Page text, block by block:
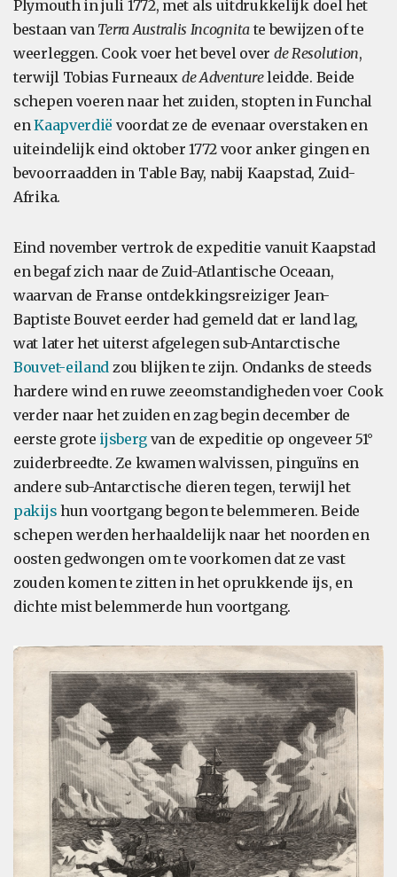
Plymouth in juli 1772, met als uitdrukkelijk doel het
bestaan van Terra Australis Incognitate bewijzen of te
weerleggen. Cook voer het bevel over de Resolution,
terwijl Tobias Furneaux de Adventureleidde. Beide
schepen voeren naar het zuiden, stopten in Funchal
enKaapverdië voordat ze de evenaar overstaken en
uiteindelijk eind oktober 1772 voor anker gingen en
bevoorraadden in Table Bay, nabij Kaapstad, Zuid-
Afrika.
Eind november vertrok de expeditie vanuit Kaapstad
en begaf zich naar de Zuid-Atlantische Oceaan,
waarvan de Franse ontdekkingsreiziger Jean-
Baptiste Bouvet eerder had gemeld dat er land lag,
wat later het uiterst afgelegen sub-Antarctische
Bouvet-eiland zou blijken te zijn. Ondanks de steeds
hardere wind en ruwe zeeomstandigheden voer Cook
verder naar het zuiden en zag begin december de
eerste grote ijsberg van de expeditie op ongeveer 51°
zuiderbreedte. Ze kwamen walvissen, pinguïns en
andere sub-Antarctische dieren tegen, terwijl het
pakijs hun voortgang begon te belemmeren. Beide
schepen werden herhaaldelijk naar het noorden en
oosten gedwongen om te voorkomen dat ze vast
zouden komen te zitten in het oprukkende ijs, en
dichte mist belemmerde hun voortgang.